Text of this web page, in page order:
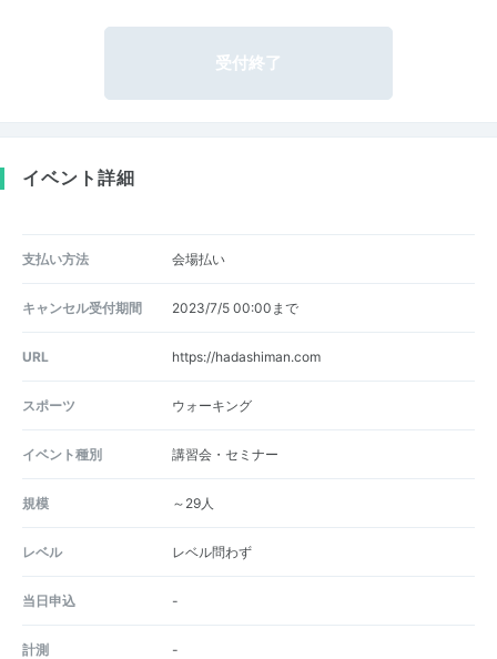
受付終了
イベント詳細
支払い方法 会場払い
キャンセル受付期間 2023/7/5 00:00まで
URL https://hadashiman.com
スポーツ ウォーキング
イベント種別 講習会・セミナー
規模 ～29人
レベル レベル問わず
当日申込 -
計測 -